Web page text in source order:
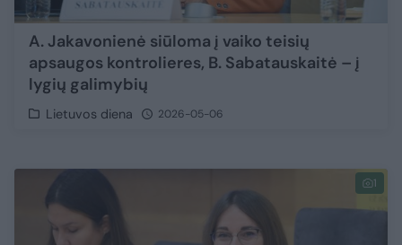
A. Jakavonienė siūloma į vaiko teisių
apsaugos kontrolieres, B. Sabatauskaitė – į
lygių galimybių
Lietuvos diena 2026-05-06
1